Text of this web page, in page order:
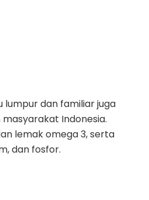
lumpur dan familiar juga
Indonesia.
lemak omega 3, serta
dan fosfor.